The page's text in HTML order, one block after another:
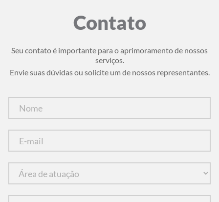
Contato
Seu contato é importante para o aprimoramento de nossos
serviços.
Envie suas dúvidas ou solicite um de nossos representantes.